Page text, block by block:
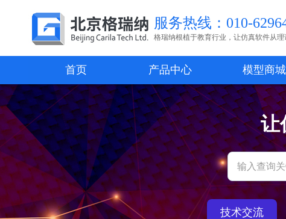
服务热线：010-
格瑞纳根植于教育行业，让仿真软件从
首页 产品中心 模型商城
让
技术交流